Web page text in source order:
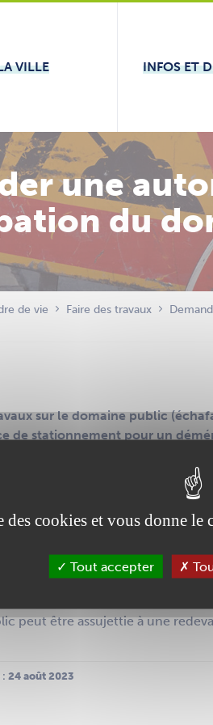
VILLE
INFOS ET
une
du
de vie Faire des travaux
sur le domaine public
de stationnement pour un
impact sur la circulation ou sur
?
servicespour effectuer votre
peut être assujettie à une
: 24 août 2023
des cookies et vous donne
Tout accepter